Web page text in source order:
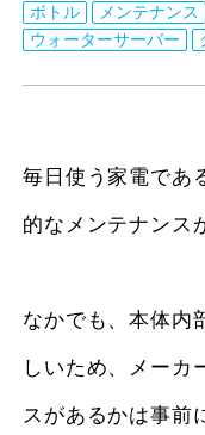
ボトル メンテナンス
ウォーターサーバー
毎日使う家電であ
的なメンテナンス
なかでも、本体内
しいため、メーカ
スがあるかは事前